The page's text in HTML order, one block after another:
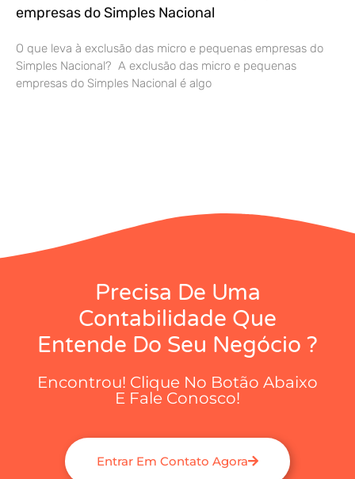
empresas do Simples Nacional
O que leva à exclusão das micro e pequenas empresas do
Simples Nacional? A exclusão das micro e pequenas
empresas do Simples Nacional é algo
Precisa De Uma
Contabilidade Que
Entende Do Seu Negócio ?
Encontrou! Clique No Botão Abaixo
E Fale Conosco!
Entrar Em Contato Agora